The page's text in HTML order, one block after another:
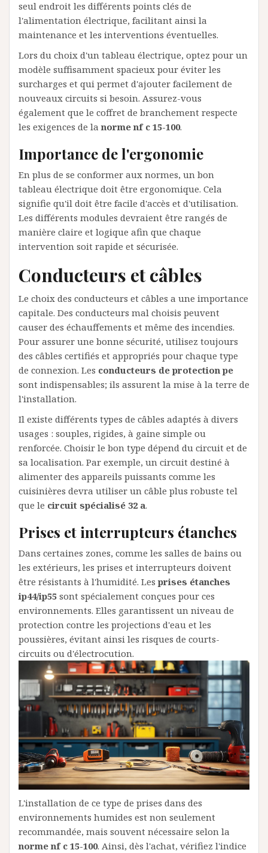
seul endroit les différents points clés de
l'alimentation électrique, facilitant ainsi la
maintenance et les interventions éventuelles.
Lors du choix d'un tableau électrique, optez pour un
modèle suffisamment spacieux pour éviter les
surcharges et qui permet d'ajouter facilement de
nouveaux circuits si besoin. Assurez-vous
également que le coffret de branchement respecte
les exigences de la norme nf c 15-100.
Importance de l'ergonomie
En plus de se conformer aux normes, un bon
tableau électrique doit être ergonomique. Cela
signifie qu'il doit être facile d'accès et d'utilisation.
Les différents modules devraient être rangés de
manière claire et logique afin que chaque
intervention soit rapide et sécurisée.
Conducteurs et câbles
Le choix des conducteurs et câbles a une importance
capitale. Des conducteurs mal choisis peuvent
causer des échauffements et même des incendies.
Pour assurer une bonne sécurité, utilisez toujours
des câbles certifiés et appropriés pour chaque type
de connexion. Les conducteurs de protection pe
sont indispensables; ils assurent la mise à la terre de
l'installation.
Il existe différents types de câbles adaptés à divers
usages : souples, rigides, à gaine simple ou
renforcée. Choisir le bon type dépend du circuit et de
sa localisation. Par exemple, un circuit destiné à
alimenter des appareils puissants comme les
cuisinières devra utiliser un câble plus robuste tel
que le circuit spécialisé 32 a.
Prises et interrupteurs étanches
Dans certaines zones, comme les salles de bains ou
les extérieurs, les prises et interrupteurs doivent
être résistants à l'humidité. Les prises étanches
ip44/ip55 sont spécialement conçues pour ces
environnements. Elles garantissent un niveau de
protection contre les projections d'eau et les
poussières, évitant ainsi les risques de courts-
circuits ou d'électrocution.
L'installation de ce type de prises dans des
environnements humides est non seulement
recommandée, mais souvent nécessaire selon la
norme nf c 15-100. Ainsi, dès l'achat, vérifiez l'indice